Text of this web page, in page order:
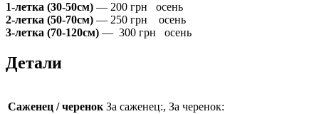
1-летка (30-50см) — 200 грн осень
2-летка (50-70см) — 250 грн осень
3-летка (70-120см) — 300 грн осень
Детали
Саженец / черенок За саженец:, За черенок: